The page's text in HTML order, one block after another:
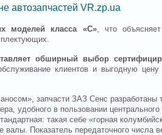
автозапчастей VR.zp.ua
моделей класса «С», что
обширный выбор
клиентов и выгодную
запчасти ЗАЗ Сенс разработаны
удобного в пользовании
такая себе «горная
Показатель передаточного числа